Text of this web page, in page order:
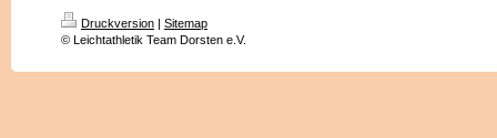
Druckversion | Sitemap
© Leichtathletik Team Dorsten e.V.